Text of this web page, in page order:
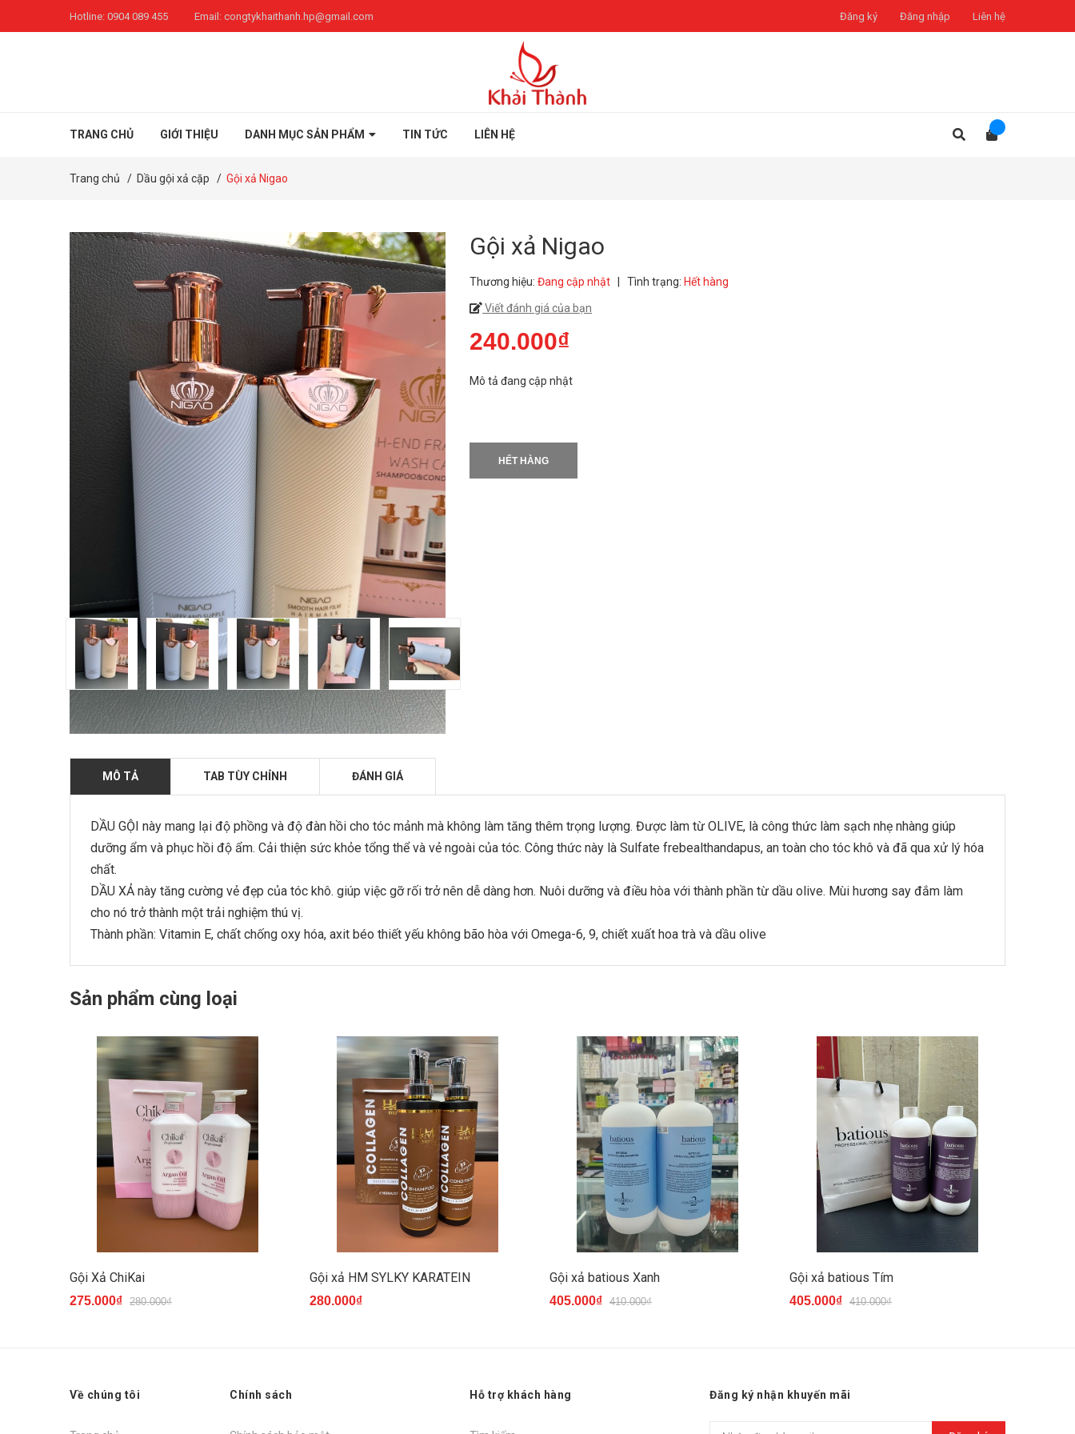
Hotline: 0904 089 455 Email: congtykhaithanh.hp@gmail.com Đăng ký Đăng nhập Liên hệ
TRANG CHỦ GIỚI THIỆU DANH MỤC SẢN PHẨM TIN TỨC LIÊN HỆ
Trang chủ / Dầu gội xả cặp / Gội xả Nigao
Gội xả Nigao
Thương hiệu: Đang cập nhật Tình trạng: Hết hàng
Viết đánh giá của bạn
240.000₫
Mô tả đang cập nhật
HẾT HÀNG
MÔ TẢ TAB TÙY CHỈNH ĐÁNH GIÁ
DẦU GỘI này mang lại độ phồng và độ đàn hồi cho tóc mảnh mà không làm tăng thêm trọng lượng. Được làm từ OLIVE, là công thức làm sạch nhẹ nhàng giúp
dưỡng ẩm và phục hồi độ ẩm. Cải thiện sức khỏe tổng thể và vẻ ngoài của tóc. Công thức này là Sulfate frebealthandapus, an toàn cho tóc khô và đã qua xử lý hóa
chất.
DẦU XẢ này tăng cường vẻ đẹp của tóc khô. giúp việc gỡ rối trở nên dễ dàng hơn. Nuôi dưỡng và điều hòa với thành phần từ dầu olive. Mùi hương say đắm làm
cho nó trở thành một trải nghiệm thú vị.
Thành phần: Vitamin E, chất chống oxy hóa, axit béo thiết yếu không bão hòa với Omega-6, 9, chiết xuất hoa trà và dầu olive
Sản phẩm cùng loại
Gội Xả ChiKai
275.000₫ 280.000₫
Gội xả HM SYLKY KARATEIN
280.000₫
Gội xả batious Xanh
405.000₫ 410.000₫
Gội xả batious Tím
405.000₫ 410.000₫
Về chúng tôi Chính sách Hỗ trợ khách hàng Đăng ký nhận khuyến mãi